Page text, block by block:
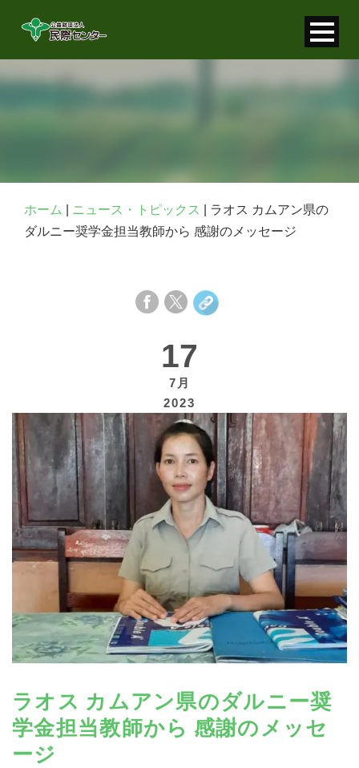
お問い合わせ
寄付する
ホーム ニュース・トピックス
ラオス カムアン県の
ダルニー奨学金担当教師から 感謝のメッセージ
17
7月
2023
ラオス カムアン県のダルニー奨
学金担当教師から 感謝のメッセ
ージ